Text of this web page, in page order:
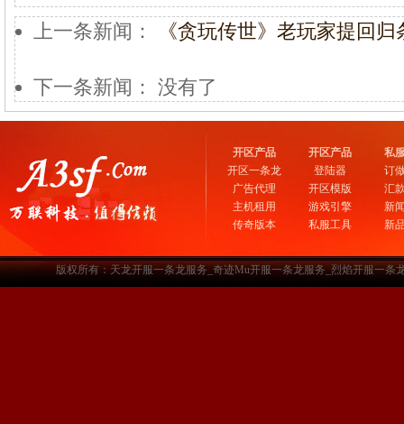
上一条新闻：
《贪玩传世》老玩家提回
下一条新闻： 没有了
开区产品
开区一条龙
广告代理
主机租用
传奇版本
开区产品
登陆器
开区模版
游戏引擎
私服工具
私
订
汇
新
新
版权所有：天龙开服一条龙服务_奇迹Mu开服一条龙服务_烈焰开服一条